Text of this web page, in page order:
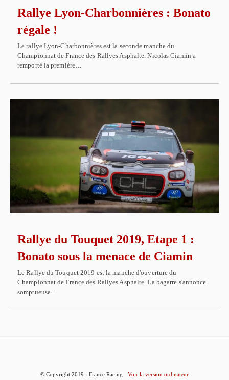
Rallye Lyon-Charbonnières : Bonato
régale !
Le rallye Lyon-Charbonnières est la seconde manche du
Championnat de France des Rallyes Asphalte. Nicolas Ciamin a
remporté la première…
Rallye du Touquet 2019, Etape 1 :
Bonato sous la menace de Ciamin
Le Rallye du Touquet 2019 est la manche d'ouverture du
Championnat de France des Rallyes Asphalte. La bagarre s'annonce
somptueuse…
© Copyright 2019 - France Racing Voir la version ordinateur